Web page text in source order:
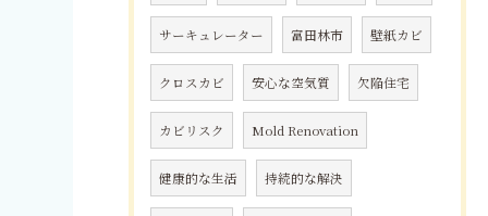
サーキュレーター 富田林市 壁紙カビ
クロスカビ 安心な空気質 欠陥住宅
カビリスク Mold Renovation
健康的な生活 持続的な解決